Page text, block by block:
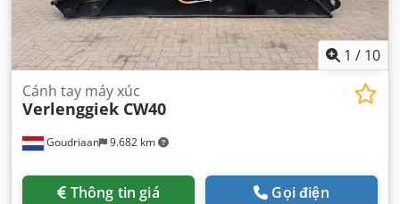
1 / 10
Goudriaan 9.682 km
Cánh tay máy xúc
Verlenggiek CW40
Thông tin giá Gọi điện